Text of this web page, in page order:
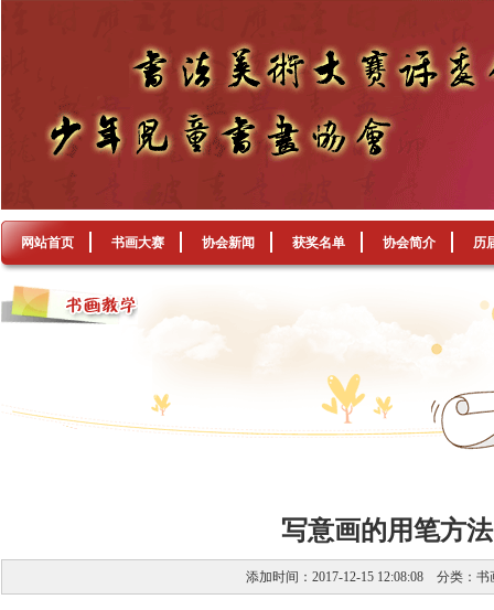
网站首页 书画大赛 协会新闻 获奖名单 协会简介 历
写意画的用笔方法
添加时间：2017-12-15 12:08:08 分类： 书